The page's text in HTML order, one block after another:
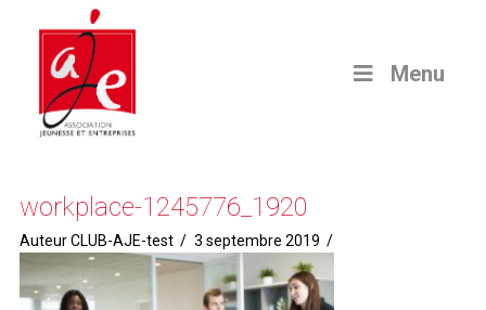
Menu
workplace-1245776_1920
Auteur CLUB-AJE-test 3 septembre 2019